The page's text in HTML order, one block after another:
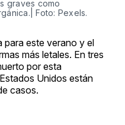
graves como
Foto: Pexels.
para este verano y el
más letales. En tres
por esta
Unidos están
casos.